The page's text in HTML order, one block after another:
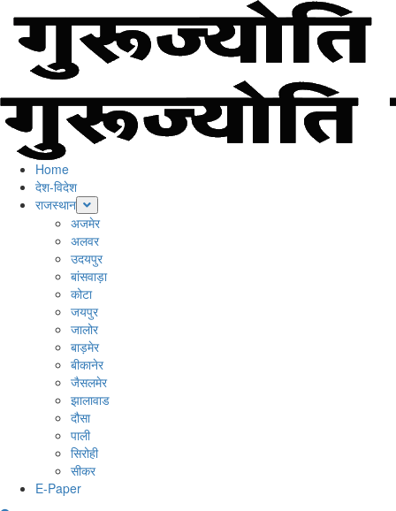
content
Menu
Home
देश-विदेश
राजस्थान
अजमेर
अलवर
उदयपुर
बांसवाड़ा
कोटा
जयपुर
जालोर
बाड़मेर
बीकानेर
जैसलमेर
झालावाड
दौसा
पाली
सिरोही
सीकर
E-Paper